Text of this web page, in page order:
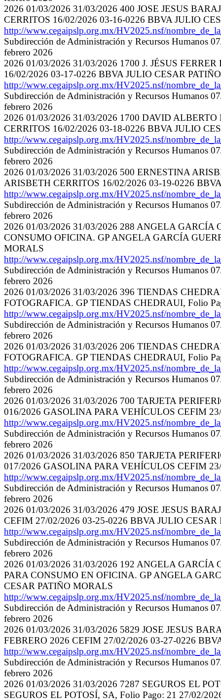
2026 01/03/2026 31/03/2026 400 JOSE JESUS
CERRITOS 16/02/2026 03-16-0226 BBVA JULIO
http://www.cegaipslp.org.mx/HV2025.nsf/
Subdirección de Administración y Recursos Humanos
febrero 2026
2026 01/03/2026 31/03/2026 1700 J. JÉSUS
16/02/2026 03-17-0226 BBVA JULIO CESAR
http://www.cegaipslp.org.mx/HV2025.nsf/
Subdirección de Administración y Recursos Humanos
febrero 2026
2026 01/03/2026 31/03/2026 1700 DAVID
CERRITOS 16/02/2026 03-18-0226 BBVA JULIO
http://www.cegaipslp.org.mx/HV2025.nsf/
Subdirección de Administración y Recursos Humanos
febrero 2026
2026 01/03/2026 31/03/2026 500 ERNESTINA
ARISBETH CERRITOS 16/02/2026 03-19-0226
http://www.cegaipslp.org.mx/HV2025.nsf/
Subdirección de Administración y Recursos Humanos
febrero 2026
2026 01/03/2026 31/03/2026 288 ANGELA
CONSUMO OFICINA. GP ANGELA GARCÍA
MORALS
http://www.cegaipslp.org.mx/HV2025.nsf/
Subdirección de Administración y Recursos Humanos
febrero 2026
2026 01/03/2026 31/03/2026 396 TIENDAS
FOTOGRAFICA. GP TIENDAS CHEDRAUI, Folio
http://www.cegaipslp.org.mx/HV2025.nsf/
Subdirección de Administración y Recursos Humanos
febrero 2026
2026 01/03/2026 31/03/2026 206 TIENDAS
FOTOGRAFICA. GP TIENDAS CHEDRAUI, Folio
http://www.cegaipslp.org.mx/HV2025.nsf/
Subdirección de Administración y Recursos Humanos
febrero 2026
2026 01/03/2026 31/03/2026 700 TARJETA
016/2026 GASOLINA PARA VEHÍCULOS CEFIM
http://www.cegaipslp.org.mx/HV2025.nsf/
Subdirección de Administración y Recursos Humanos
febrero 2026
2026 01/03/2026 31/03/2026 850 TARJETA
017/2026 GASOLINA PARA VEHÍCULOS CEFIM
http://www.cegaipslp.org.mx/HV2025.nsf/
Subdirección de Administración y Recursos Humanos
febrero 2026
2026 01/03/2026 31/03/2026 479 JOSE JESUS
CEFIM 27/02/2026 03-25-0226 BBVA JULIO
http://www.cegaipslp.org.mx/HV2025.nsf/
Subdirección de Administración y Recursos Humanos
febrero 2026
2026 01/03/2026 31/03/2026 192 ANGELA
PARA CONSUMO EN OFICINA. GP ANGELA
CESAR PATIÑO MORALS
http://www.cegaipslp.org.mx/HV2025.nsf/
Subdirección de Administración y Recursos Humanos
febrero 2026
2026 01/03/2026 31/03/2026 5829 JOSE JESUS
FEBRERO 2026 CEFIM 27/02/2026 03-27-0226
http://www.cegaipslp.org.mx/HV2025.nsf/
Subdirección de Administración y Recursos Humanos
febrero 2026
2026 01/03/2026 31/03/2026 7287 SEGUROS EL
SEGUROS EL POTOSÍ, SA, Folio Pago: 21 27/02/